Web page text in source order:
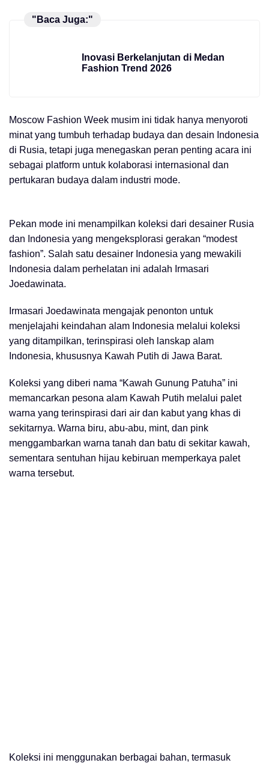
"Baca Juga:"
Inovasi Berkelanjutan di Medan
Fashion Trend 2026
Moscow Fashion Week musim ini tidak hanya menyoroti
minat yang tumbuh terhadap budaya dan desain Indonesia
di Rusia, tetapi juga menegaskan peran penting acara ini
sebagai platform untuk kolaborasi internasional dan
pertukaran budaya dalam industri mode.
Pekan mode ini menampilkan koleksi dari desainer Rusia
dan Indonesia yang mengeksplorasi gerakan “modest
fashion”. Salah satu desainer Indonesia yang mewakili
Indonesia dalam perhelatan ini adalah Irmasari
Joedawinata.
Irmasari Joedawinata mengajak penonton untuk
menjelajahi keindahan alam Indonesia melalui koleksi
yang ditampilkan, terinspirasi oleh lanskap alam
Indonesia, khususnya Kawah Putih di Jawa Barat.
Koleksi yang diberi nama “Kawah Gunung Patuha” ini
memancarkan pesona alam Kawah Putih melalui palet
warna yang terinspirasi dari air dan kabut yang khas di
sekitarnya. Warna biru, abu-abu, mint, dan pink
menggambarkan warna tanah dan batu di sekitar kawah,
sementara sentuhan hijau kebiruan memperkaya palet
warna tersebut.
Koleksi ini menggunakan berbagai bahan, termasuk